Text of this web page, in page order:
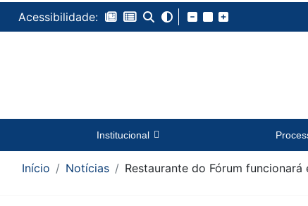
Acessibilidade:
Institucional
Início Notícias Restaurante do Fórum